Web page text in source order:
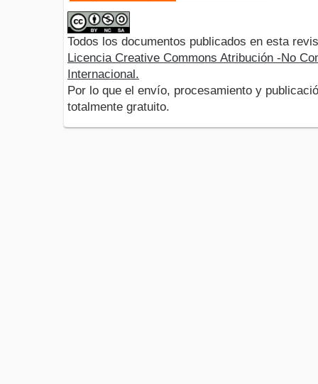
Todos los documentos publicados en esta
Licencia Creative Commons Atribución -No
Internacional.
Por lo que el envío, procesamiento y
totalmente gratuito.